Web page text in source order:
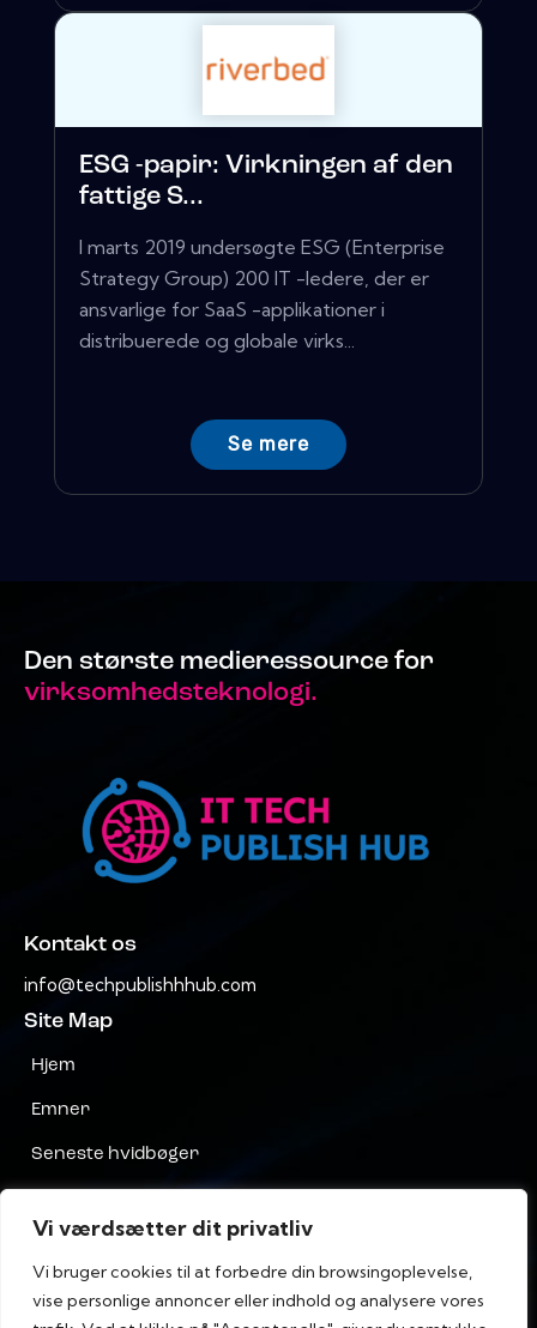
Vi værdsætter dit privatliv
Vi bruger cookies til at forbedre din browsingoplevelse,
vise personlige annoncer eller indhold og analysere vores
ESG -papir: Virkningen af ​​den
fattige S...
I marts 2019 undersøgte ESG (Enterprise
Strategy Group) 200 IT -ledere, der er
ansvarlige for SaaS -applikationer i
distribuerede og globale virks...
Se mere
Den største medieressource for
virksomhedsteknologi.
Kontakt os
info@techpublishhhub.com
Site Map
Hjem
Emner
Seneste hvidbøger